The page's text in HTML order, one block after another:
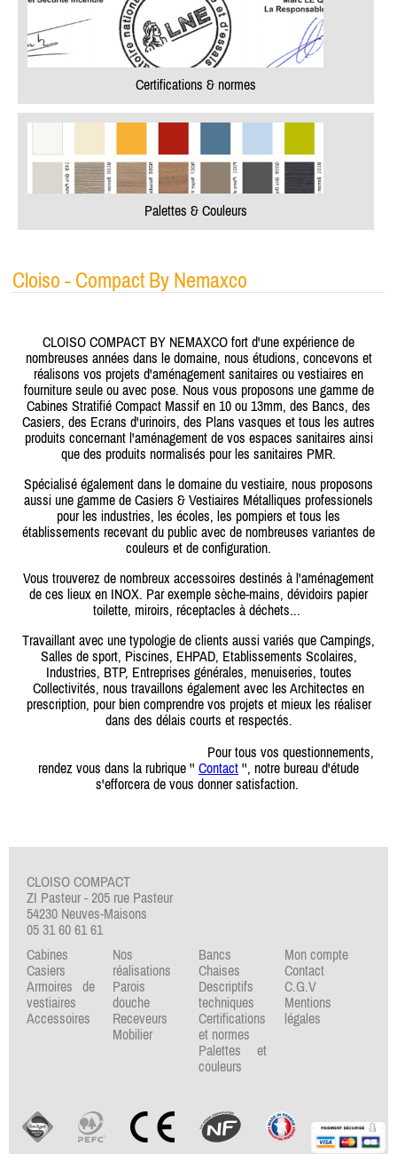
Certifications & normes
Palettes & Couleurs
Cloiso - Compact By Nemaxco
CLOISO COMPACT BY NEMAXCO fort d'une expérience de
nombreuses années dans le domaine, nous étudions, concevons et
réalisons vos projets d'aménagement sanitaires ou vestiaires en
fourniture seule ou avec pose. Nous vous proposons une gamme de
Cabines Stratifié Compact Massif en 10 ou 13mm, des Bancs, des
Casiers, des Ecrans d'urinoirs, des Plans vasques et tous les autres
produits concernant l'aménagement de vos espaces sanitaires ainsi
que des produits normalisés pour les sanitaires PMR.
Spécialisé également dans le domaine du vestiaire, nous proposons
aussi une gamme de Casiers & Vestiaires Métalliques professionels
pour les industries, les écoles, les pompiers et tous les
établissements recevant du public avec de nombreuses variantes de
couleurs et de configuration.
Vous trouverez de nombreux accessoires destinés à l'aménagement
de ces lieux en INOX. Par exemple sèche-mains, dévidoirs papier
toilette, miroirs, réceptacles à déchets...
Travaillant avec une typologie de clients aussi variés que Campings,
Salles de sport, Piscines, EHPAD, Etablissements Scolaires,
Industries, BTP, Entreprises générales, menuiseries, toutes
Collectivités, nous travaillons également avec les Architectes en
prescription, pour bien comprendre vos projets et mieux les réaliser
dans des délais courts et respectés.
Pour tous vos questionnements,
rendez vous dans la rubrique '' Contact '', notre bureau d'étude
s'efforcera de vous donner satisfaction.
CLOISO COMPACT
ZI Pasteur - 205 rue Pasteur
54230 Neuves-Maisons
05 31 60 61 61
Cabines
Casiers
Armoires de
vestiaires
Accessoires
Nos
réalisations
Parois
douche
Receveurs
Mobilier
Bancs
Chaises
Descriptifs
techniques
Certifications
et normes
Palettes et
couleurs
Mon compte
Contact
C.G.V
Mentions
légales